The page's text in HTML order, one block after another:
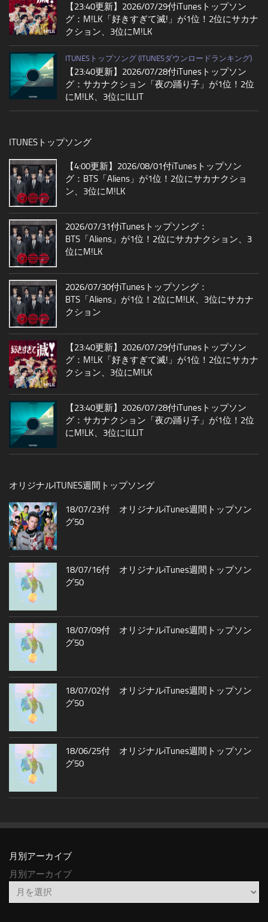
【23:40更新】2026/07/29付iTunesトップソン
グ：M!LK「好きすぎて滅!」が1位！2位にサカナ
クション、3位にM!LK
ITUNESトップソング (ITUNESダウンロードランキング)
【23:40更新】2026/07/28付iTunesトップソン
グ：サカナクション「夜の踊り子」が1位！2位
にM!LK、3位にILLIT
ITUNESトップソング
【4:00更新】2026/08/01付iTunesトップソン
グ：BTS「Aliens」が1位！2位にサカナクショ
ン、3位にM!LK
2026/07/31付iTunesトップソング：
BTS「Aliens」が1位！2位にサカナクション、3
位にM!LK
2026/07/30付iTunesトップソング：
BTS「Aliens」が1位！2位にM!LK、3位にサカナ
クション
【23:40更新】2026/07/29付iTunesトップソン
グ：M!LK「好きすぎて滅!」が1位！2位にサカナ
クション、3位にM!LK
【23:40更新】2026/07/28付iTunesトップソン
グ：サカナクション「夜の踊り子」が1位！2位
にM!LK、3位にILLIT
オリジナルITUNES週間トップソング
18/07/23付 オリジナルiTunes週間トップソン
グ50
18/07/16付 オリジナルiTunes週間トップソン
グ50
18/07/09付 オリジナルiTunes週間トップソン
グ50
18/07/02付 オリジナルiTunes週間トップソン
グ50
18/06/25付 オリジナルiTunes週間トップソン
グ50
月別アーカイブ
月別アーカイブ